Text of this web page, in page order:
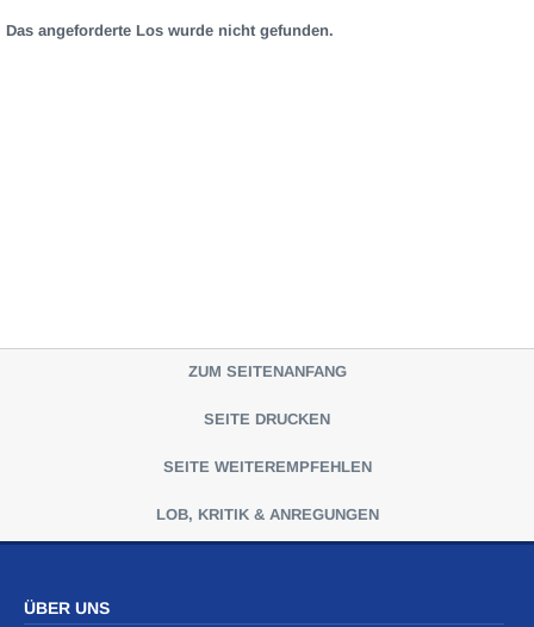
Das angeforderte Los wurde nicht gefunden.
ZUM SEITENANFANG
SEITE DRUCKEN
SEITE WEITEREMPFEHLEN
LOB, KRITIK & ANREGUNGEN
ÜBER UNS